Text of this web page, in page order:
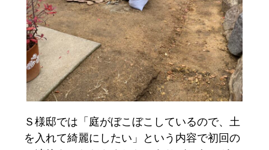
Ｓ様邸では「庭がぼこぼこしているので、土
を入れて綺麗にしたい」という内容で初回の